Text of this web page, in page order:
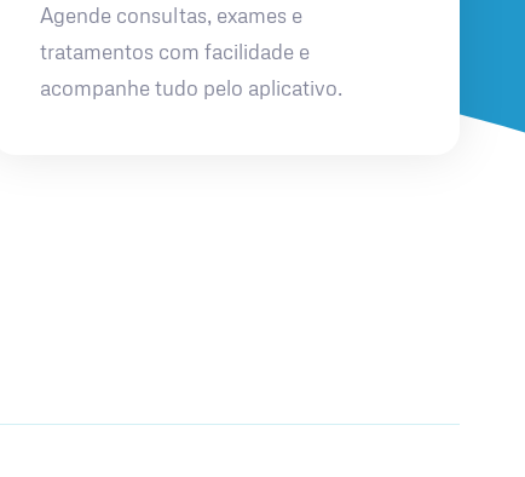
Agende consultas, exames e
tratamentos com facilidade e
acompanhe tudo pelo aplicativo.